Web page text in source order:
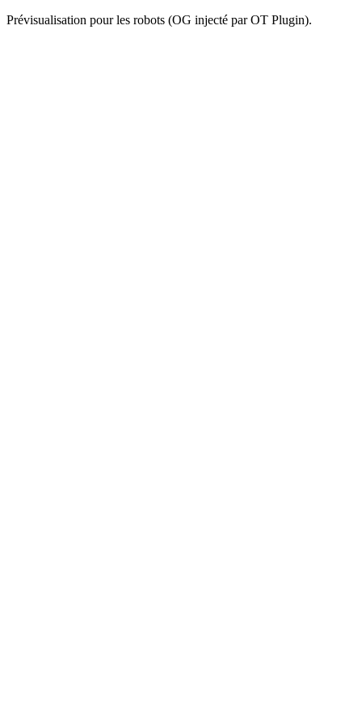
Prévisualisation pour les robots (OG injecté par OT Plugin).